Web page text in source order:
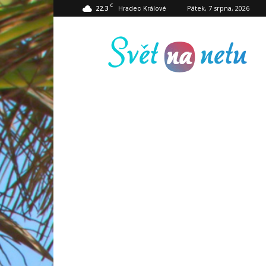
22.3 C Hradec Králové Pátek, 7 srpna, 2026
Svět
na
netu